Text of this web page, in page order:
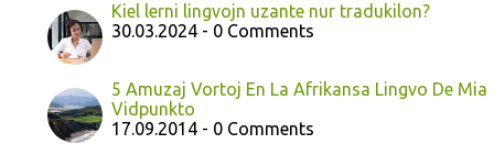
Kiel lerni lingvojn uzante nur tradukilon?
30.03.2024 - 0 Comments
5 Amuzaj Vortoj En La Afrikansa Lingvo De Mia
Vidpunkto
17.09.2014 - 0 Comments